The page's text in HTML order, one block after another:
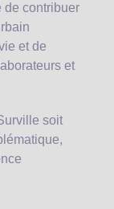
de contribuer
et de
et
soit